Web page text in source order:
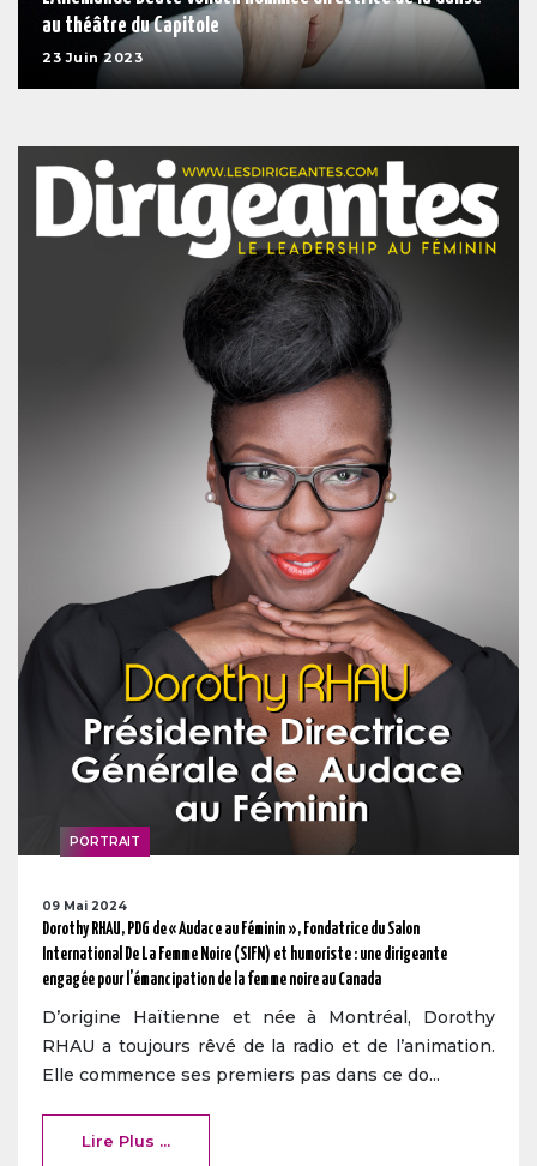
au théâtre du Capitole
23 Juin 2023
PORTRAIT
09 Mai 2024
Dorothy RHAU, PDG de « Audace au Féminin », Fondatrice du Salon
International De La Femme Noire (SIFN) et humoriste : une dirigeante
engagée pour l’émancipation de la femme noire au Canada
D’origine Haïtienne et née à Montréal, Dorothy
RHAU a toujours rêvé de la radio et de l’animation.
Elle commence ses premiers pas dans ce do...
Lire Plus ...